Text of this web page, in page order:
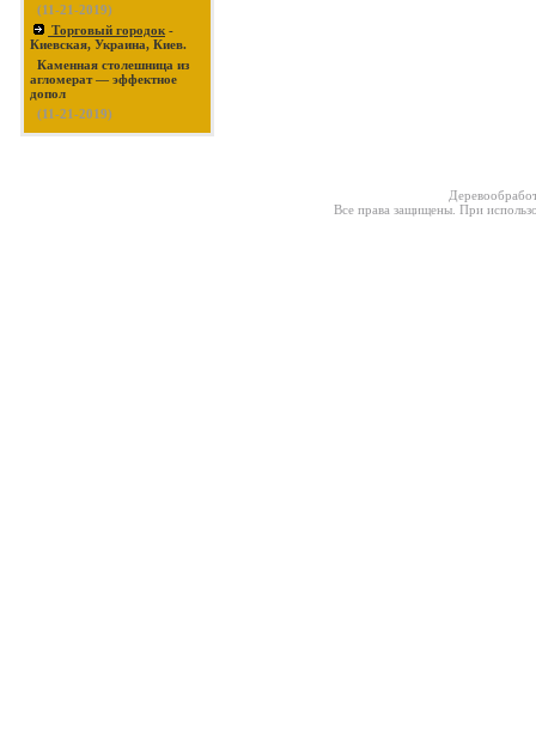
(11-21-2019)
Торговый городок -
Киевская, Украина, Киев.
Каменная столешница из
агломерат — эффектное
допол
(11-21-2019)
Все права защищены. При